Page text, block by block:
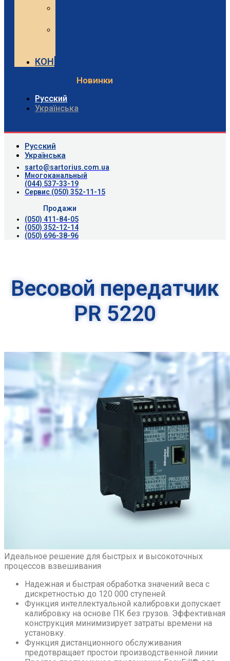
КОНТАКТЫ
Новинки
Русский
Українська
Русский
Українська
sarto@sartorius.com.ua
Многоканальный
(044) 537-33-19
Сервис (050) 352-11-15
Продажи
(050) 411-84-05
(050) 352-12-14
(050) 696-38-96
Весовой передатчик
PR 5220
Идеальное решение для быстрых и высокоточных
процессов взвешивания
Надежная и быстрая обработка значений веса с
дискретностью до 120 000 ступеней.
Функция интеллектуальной калибровки допускает
калибровку на основе ПК без грузов. Эффективная
конструкция минимизирует затраты времени на
установку.
Функция дистанционного обслуживания
предотвращает простои производственной линии